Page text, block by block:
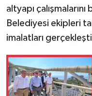
altyapı
Belediyesi ekipleri
imalatları